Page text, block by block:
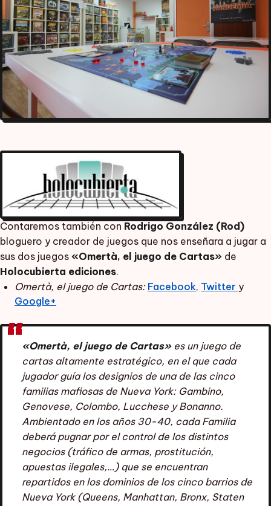
Contaremos también con Rodrigo González (Rod)
bloguero y creador de juegos que nos enseñara a jugar a
sus dos juegos «Omertà, el juego de Cartas» de
Holocubierta ediciones.
Omertà, el juego de Cartas: Facebook, Twitter y
Google+
«Omertà, el juego de Cartas»es un juego de
cartas altamente estratégico, en el que cada
jugador guía los designios de una de las cinco
familias mafiosas de Nueva York: Gambino,
Genovese, Colombo, Lucchese y Bonanno.
Ambientado en los años 30-40, cada Familia
deberá pugnar por el control de los distintos
negocios (tráfico de armas, prostitución,
apuestas ilegales,…) que se encuentran
repartidos en los dominios de los cinco barrios de
Nueva York (Queens, Manhattan, Bronx, Staten